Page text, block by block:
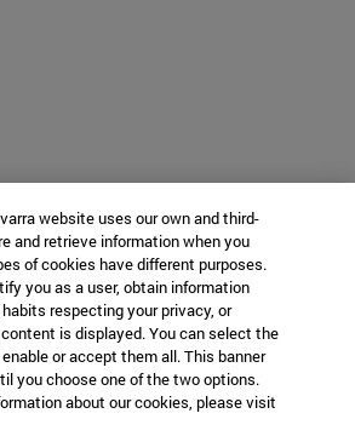
website uses our own and third-
and retrieve information when you
of cookies have different purposes.
you as a user, obtain information
respecting your privacy, or
is displayed. You can select the
or accept them all. This banner
you choose one of the two options.
about our cookies, please visit